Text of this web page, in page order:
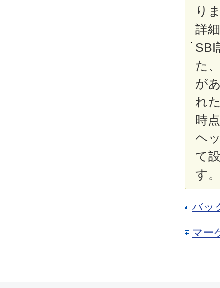
り
詳
SBI
た
が
れ
時
ヘ
て
す。
バッ
マー